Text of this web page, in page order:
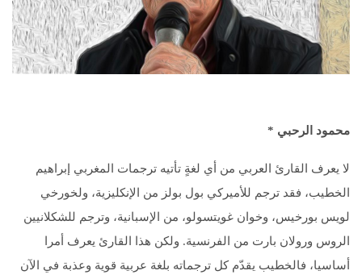
محمود الرحبي *
لا يعرف القارئ العربي من أي لغةٍ تأتيه ترجمات المغربي إبراهيم
الخطيب، فقد ترجم للأميركي بول بولز من الإنكليزية، ولخورخي
لويس بورخيس، وخوان غويتسولو، من الإسبانية، وترجم للشكلانيين
الروس ورولان بارت من الفرنسية. ولكن هذا القارئ يعرف أمرا
أساسيا، فالخطيب يقدّم كل ترجماته بلغة عربية قوية وعذبة في الآن